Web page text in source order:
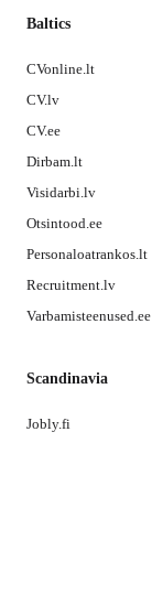
Baltics
CVonline.lt
CV.lv
CV.ee
Dirbam.lt
Visidarbi.lv
Otsintood.ee
Personaloatrankos.lt
Recruitment.lv
Varbamisteenused.ee
Scandinavia
Jobly.fi